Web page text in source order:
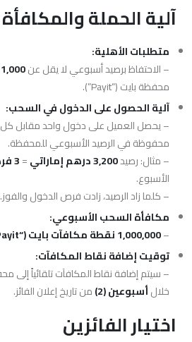
آلية الحملة والمكافأة
متطلبات الأهلية:
– الاحتفاظ برصيد أسبوعي لا يقل عن1,000 درهم إماراتي
محفظة بايت (“Payit”).
آلية الحصول على الدخول في السحب:
– يحصل العميل على دخول واحد مقابل كل
محفوظة في الرصيد الأسبوعي للمحفظة.
– مثال: رصيد3,200 درهم إماراتي =3 فرص دخول
الأسبوع.
– كلما زاد الرصيد، زادت فرص الدخول والفوز.
مكافأة السحب الأسبوعي:
–1,000,000 نقطة مكافآت بايت (“Payit”)
توقيت إضافة نقاط المكافآت:
خلالأسبوعين (2) من تاريخ إعلان الفائز.
اختيار الفائزين